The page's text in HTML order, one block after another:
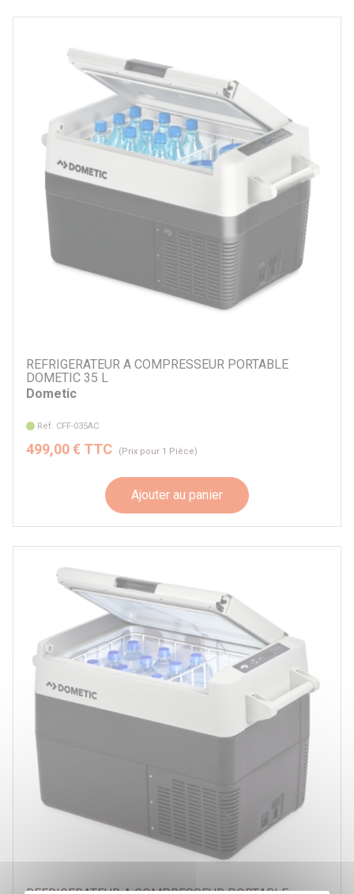
REFRIGERATEUR A COMPRESSEUR PORTABLE
DOMETIC 35 L
Dometic
Réf. CFF-035AC
499,00 € TTC (Prix pour 1 Pièce)
Ajouter au panier